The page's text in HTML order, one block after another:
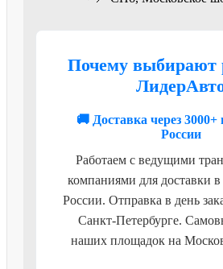
Почему выбирают
🚚 Доставка через 3000+
России
Работаем с ведущими
компаниями для доставки
России. Отправка в день
Санкт-Петербурге.
наших площадок на